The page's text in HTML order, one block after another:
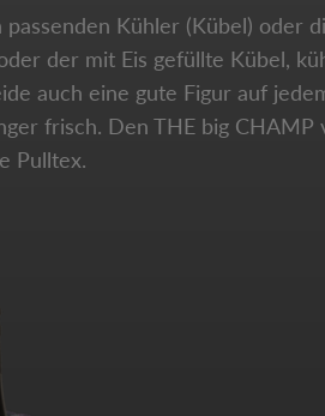
Kühler (Kübel)
der mit Eis gefüllte Kübel,
auch eine gute Figur auf
frisch. Den THE big
Pulltex.